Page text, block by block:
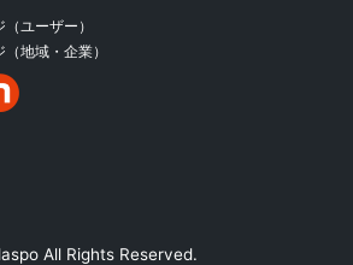
ユーザー）
地域・企業）
All Rights Reserved.